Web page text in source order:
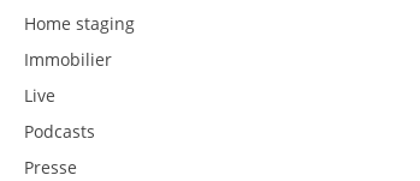
Home staging
Immobilier
Live
Podcasts
Presse